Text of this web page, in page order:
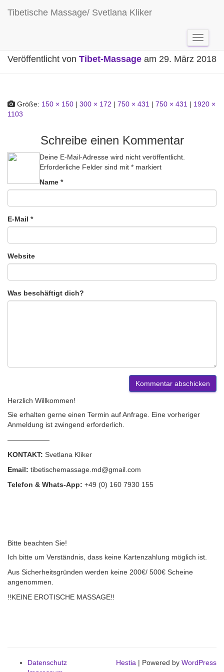
Tibetische Massage/ Svetlana Kliker
wellness-2090788_1920
Veröffentlicht von Tibet-Massage am 29. März 2018
Größe: 150 × 150 | 300 × 172 | 750 × 431 | 750 × 431 | 1920 ×
1103
Schreibe einen Kommentar
Deine E-Mail-Adresse wird nicht veröffentlicht.
Erforderliche Felder sind mit * markiert
Name *
E-Mail *
Website
Was beschäftigt dich?
Herzlich Willkommen!
Sie erhalten gerne einen Termin auf Anfrage. Eine vorheriger
Anmeldung ist zwingend erforderlich.
——————
KONTAKT: Svetlana Kliker
Email: tibetischemassage.md@gmail.com
Telefon & Whats-App: +49 (0) 160 7930 155
Bitte beachten Sie!
Ich bitte um Verständnis, dass keine Kartenzahlung möglich ist.
Aus Sicherheitsgründen werden keine 200€/ 500€ Scheine
angenommen.
!!KEINE EROTISCHE MASSAGE!!
Datenschutz
Hestia | Powered by WordPress